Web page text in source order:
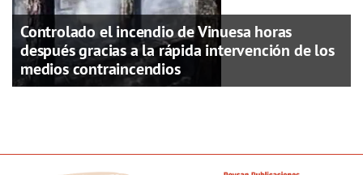
Controlado el incendio de Vinuesa horas
después gracias a la rápida intervención de los
medios contraincendios